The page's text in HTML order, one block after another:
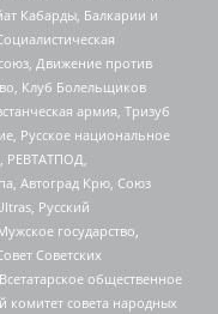
Кабарды, Балкарии и
Движение против
Клуб Болельщиков
армия, Тризуб
Русское национальное
РЕВТАТПОД,
Автоград Крю, Союз
Русский
государство,
Советских
общественное
совета народных